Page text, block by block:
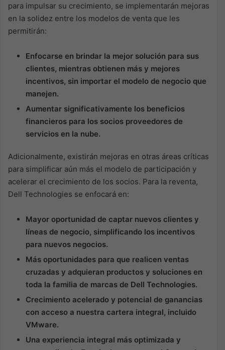
para impulsar su crecimiento, se implementarán mejoras
en la solidez entre los modelos de venta que les
permitirán:
Enfocarse en brindar la mejor solución para sus
clientes, mientras obtienen más y mejores
incentivos, sin importar el modelo de negocio que
manejen.
Aumentar significativamente los beneficios
financieros para los socios proveedores de
servicios en la nube.
Adicionalmente, existirán mejoras en otras áreas críticas
para simplificar aún más el modelo de participación y
acelerar el crecimiento de los socios. Para la reventa,
Dell Technologies se enfocará en:
Mayor oportunidad de captar nuevos clientes y
líneas de negocio, simplificando los incentivos
para nuevos negocios.
Más oportunidades para que realicen ventas
cruzadas y adquieran productos y soluciones en
toda la familia de marcas de Dell Technologies.
Crecimiento acelerado y potencial de ganancias
con acceso a nuestra cartera integral, incluido
VMware.
Una experiencia integral más optimizada y